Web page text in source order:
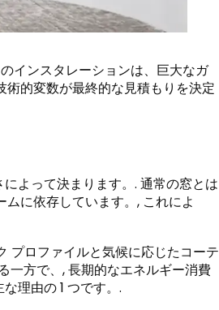
インスタレーションは、巨大なガ
的変数が最終的な見積もりを決定
よって決まります。. 通常の窓とは
に依存しています。, これによ
プロファイルと気候に応じたコーテ
一方で、, 長期的なエネルギー消費
理由の 1 つです。.